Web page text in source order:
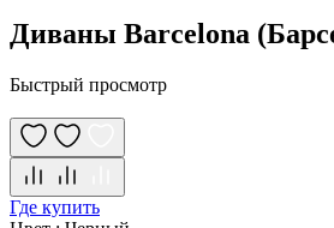
Диваны Barcelona
Быстрый просмотр
Где купить